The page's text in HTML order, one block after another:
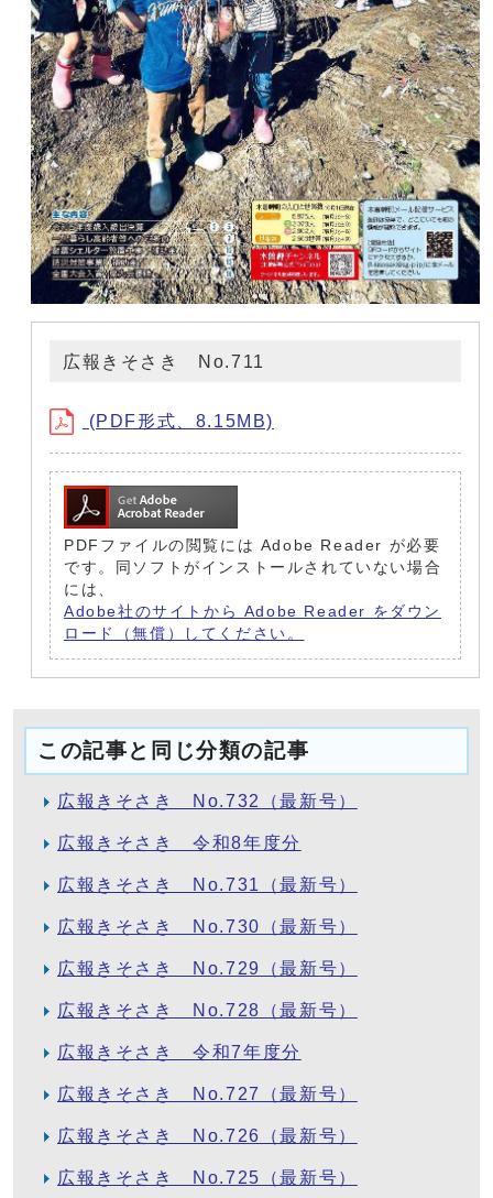
広報きそさき No.711
(PDF形式、8.15MB)
PDFファイルの閲覧には Adobe Reader が必要
です。同ソフトがインストールされていない場合
には、
Adobe社のサイトから Adobe Reader をダウン
ロード（無償）してください。
この記事と同じ分類の記事
広報きそさき No.732（最新号）
広報きそさき 令和8年度分
広報きそさき No.731（最新号）
広報きそさき No.730（最新号）
広報きそさき No.729（最新号）
広報きそさき No.728（最新号）
広報きそさき 令和7年度分
広報きそさき No.727（最新号）
広報きそさき No.726（最新号）
広報きそさき No.725（最新号）